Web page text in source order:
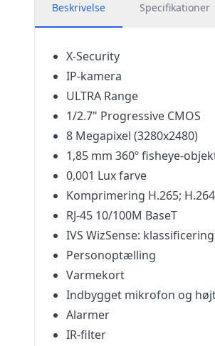
Beskrivelse Specifikationer
X-Security
IP-kamera
ULTRA Range
1/2.7" Progressive CMOS
8 Megapixel (3280x2480)
1,85 mm 360º fisheye-
0,001 Lux farve
Komprimering H.265;
RJ-45 10/100M BaseT
IVS WizSense:
Personoptælling
Varmekort
Indbygget mikrofon og
Alarmer
IR-filter